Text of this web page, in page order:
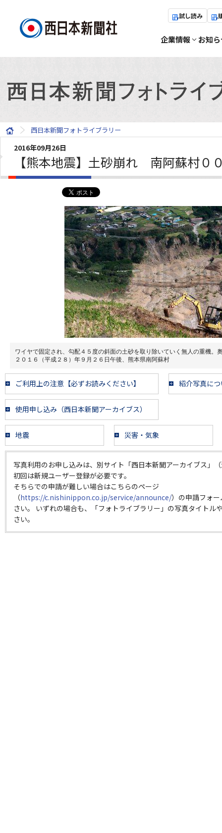
試し読み
企業情報 お知
西日本新聞フォトライブラリー
2016年09月26日
【熊本地震】土砂崩れ 南阿蘇村０
ワイヤで固定され、勾配４５度の斜面の土砂を取り除いていく無人の重機。
２０１６（平成２８）年９月２６日午後、熊本県南阿蘇村
ご利用上の注意【必ずお読みください】 紹介写真に
使用申し込み（西日本新聞アーカイブス）
地震 災害・気象
写真利用のお申し込みは、別サイト「西日本新聞アーカイブス」
初回は新規ユーザー登録が必要です。
そちらでの申請が難しい場合はこちらのページ
（https://c.nishinippon.co.jp/service/announce/）の申請フォ
さい。 いずれの場合も、「フォトライブラリー」の写真タイトル
さい。